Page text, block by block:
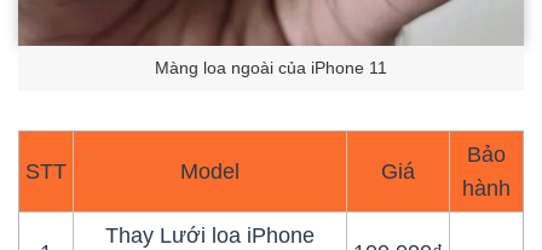
Màng loa ngoài của iPhone 11
STT Model Giá
Bảo
hành
Thay Lưới loa iPhone